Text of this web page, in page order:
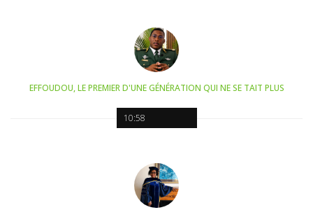
10:58
EFFOUDOU, LE PREMIER D'UNE GÉNÉRATION QUI NE SE TAIT PLUS